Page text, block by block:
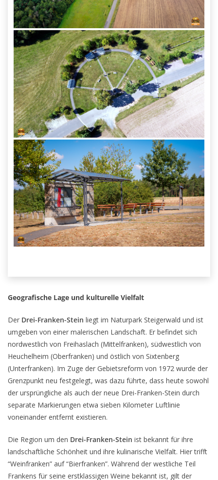
Geografische Lage und kulturelle Vielfalt
Der Drei-Franken-Stein liegt im Naturpark Steigerwald und ist
umgeben von einer malerischen Landschaft. Er befindet sich
nordwestlich von Freihaslach (Mittelfranken), südwestlich von
Heuchelheim (Oberfranken) und östlich von Sixtenberg
(Unterfranken). Im Zuge der Gebietsreform von 1972 wurde der
Grenzpunkt neu festgelegt, was dazu führte, dass heute sowohl
der ursprüngliche als auch der neue Drei-Franken-Stein durch
separate Markierungen etwa sieben Kilometer Luftlinie
voneinander entfernt existieren.
Die Region um den Drei-Franken-Stein ist bekannt für ihre
landschaftliche Schönheit und ihre kulinarische Vielfalt. Hier trifft
“Weinfranken” auf “Bierfranken”. Während der westliche Teil
Frankens für seine erstklassigen Weine bekannt ist, gilt der